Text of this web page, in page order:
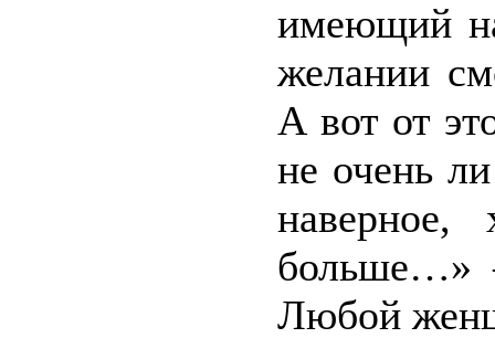
имеющий
желании
А вот от
не очень
больше…»
Любой